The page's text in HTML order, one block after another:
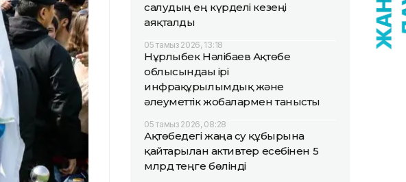
салудың ең күрделі кезеңі
аяқталды
05 тамыз 2026, 13:18
Нұрлыбек Нәлібаев Ақтөбе
облысындағы ірі
инфрақұрылымдық және
әлеуметтік жобалармен танысты
05 тамыз 2026, 08:28
Ақтөбедегі жаңа су құбырына
қайтарылған активтер есебінен 5
млрд теңге бөлінді